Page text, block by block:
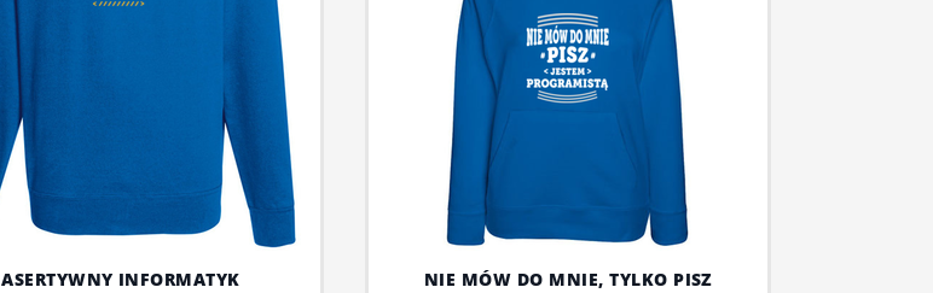
ASERTYWNY INFORMATYK NIE MÓW DO MNIE, TYLKO PISZ